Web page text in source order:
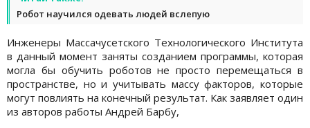
Робот научился одевать людей вслепую
Инженеры Массачусетского Технологического Института
в данный момент заняты созданием программы, которая
могла бы обучить роботов не просто перемещаться в
пространстве, но и учитывать массу факторов, которые
могут повлиять на конечный результат. Как заявляет один
из авторов работы Андрей Барбу,